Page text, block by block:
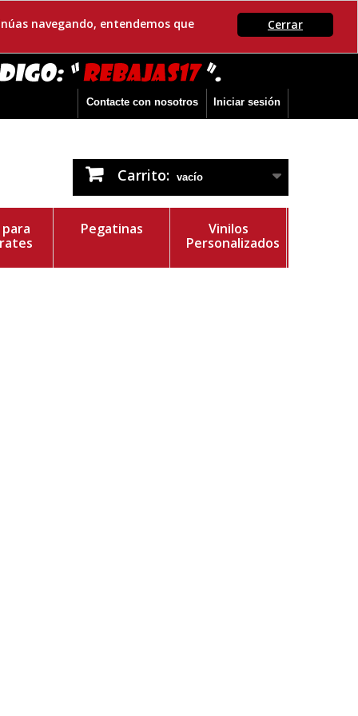
Cerrar
navegando, entendemos que
Iniciar sesión
Contacte con nosotros
Carrito: vacío
Pegatinas
Vinilos
Personalizados